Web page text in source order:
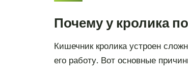
Почему у кролика
Кишечник кролика устроен
его работу. Вот основные